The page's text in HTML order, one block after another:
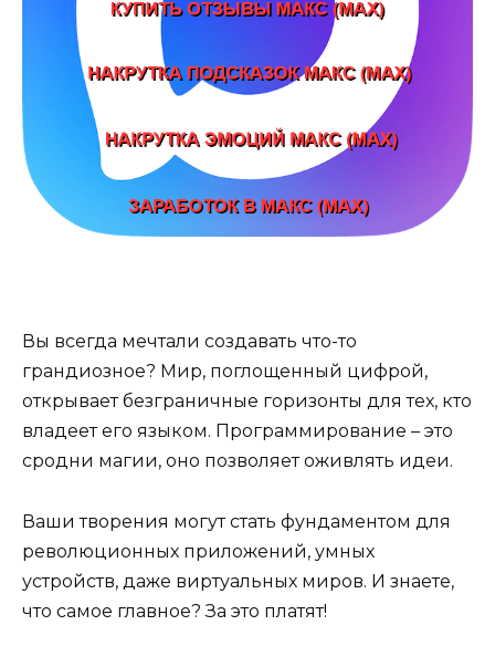
Вы всегда мечтали создавать что-то
грандиозное? Мир, поглощенный цифрой,
открывает безграничные горизонты для тех, кто
владеет его языком. Программирование – это
сродни магии, оно позволяет оживлять идеи.
Ваши творения могут стать фундаментом для
революционных приложений, умных
устройств, даже виртуальных миров. И знаете,
что самое главное? За это платят!